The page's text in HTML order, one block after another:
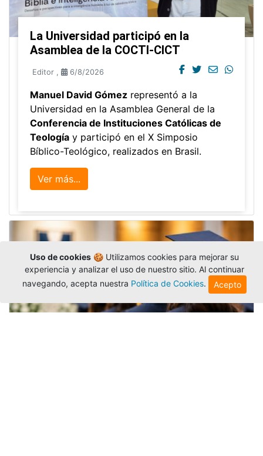
La Universidad participó en la
Asamblea de la COCTI-CICT
Editor , 6/8/2026
Manuel David Gómez representó a la
Universidad en la Asamblea General de la
Conferencia de Instituciones Católicas de
Teología y participó en el X Simposio
Bíblico-Teológico, realizados en Brasil.
Ver más...
Uso de cookies🍪 Utilizamos cookies para mejorar su
experiencia y analizar el uso de nuestro sitio. Al continuar
navegando, acepta nuestra Política de Cookies. Acepto